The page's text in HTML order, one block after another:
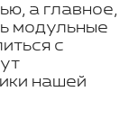
а главное,
модульные
с
нашей